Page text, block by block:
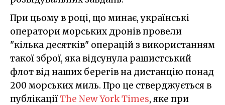
При цьому в році, що минає, українські
оператори морських дронів провели
"кілька десятків" операцій з використанням
такої зброї, яка відсунула рашистський
флот від наших берегів на дистанцію понад
200 морських миль. Про це стверджується в
публікаціїThe New York Times, яке при